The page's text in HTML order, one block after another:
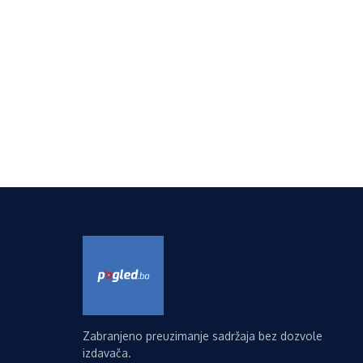
Zabranjeno preuzimanje sadržaja bez dozvole
izdavača.